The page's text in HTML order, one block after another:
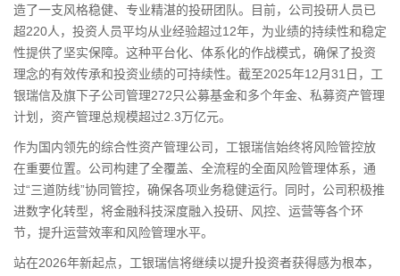
造了一支风格稳健、专业精湛的投研团队。目前，公司投研人员已
超220人，投资人员平均从业经验超过12年，为业绩的持续性和稳定
性提供了坚实保障。这种平台化、体系化的作战模式，确保了投资
理念的有效传承和投资业绩的可持续性。截至2025年12月31日，工
银瑞信及旗下子公司管理272只公募基金和多个年金、私募资产管理
计划，资产管理总规模超过2.3万亿元。
作为国内领先的综合性资产管理公司，工银瑞信始终将风险管控放
在重要位置。公司构建了全覆盖、全流程的全面风险管理体系，通
过“三道防线”协同管控，确保各项业务稳健运行。同时，公司积极推
进数字化转型，将金融科技深度融入投研、风控、运营等各个环
节，提升运营效率和风险管理水平。
站在2026年新起点，工银瑞信将继续以提升投资者获得感为根本，